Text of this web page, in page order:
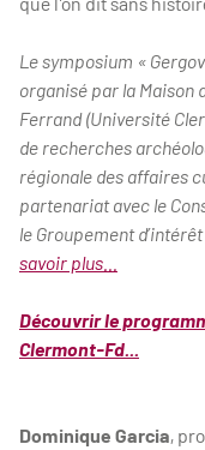
Le symposium «
organisé par la Maison
Ferrand (Université
de recherches
régionale des affaires
partenariat avec le
le Groupement
savoir plus...
Découvrir le
Clermont-Fd...
Dominique Garcia,